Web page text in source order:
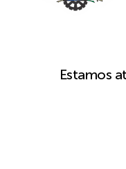
Estamos